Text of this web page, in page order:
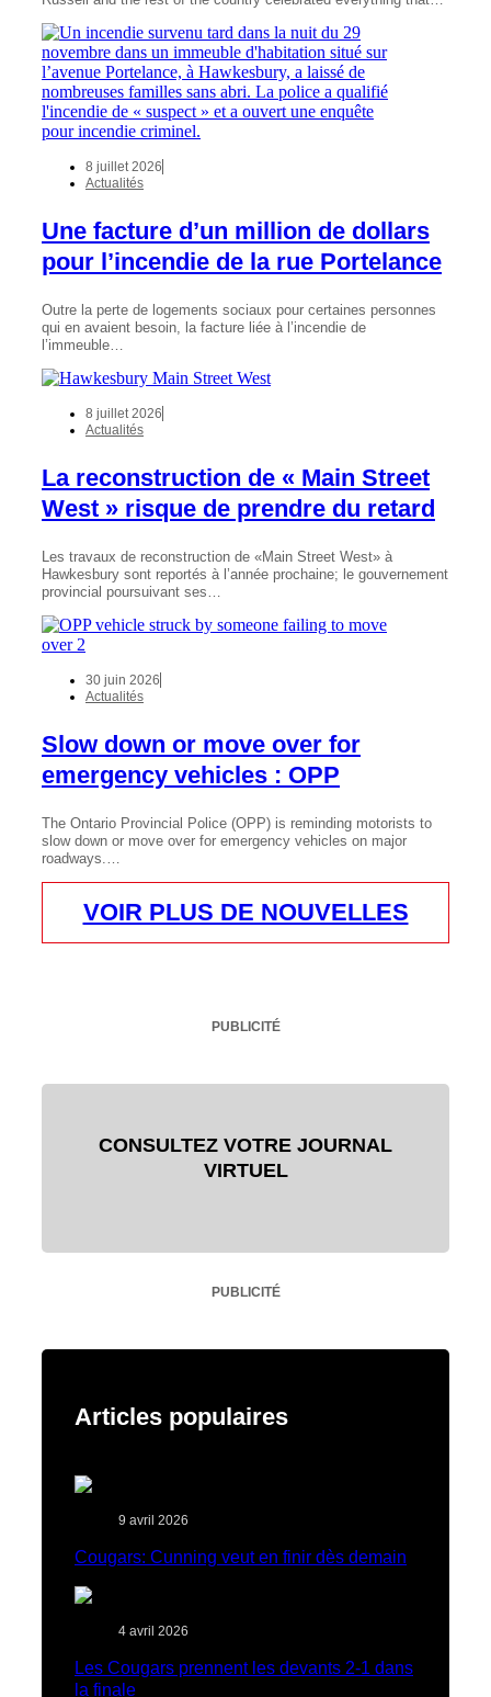
8 juillet 2026
Actualités
Une facture d’un million de dollars
pour l’incendie de la rue Portelance
Outre la perte de logements sociaux pour certaines personnes
qui en avaient besoin, la facture liée à l’incendie de
l’immeuble…
8 juillet 2026
Actualités
La reconstruction de « Main Street
West » risque de prendre du retard
Les travaux de reconstruction de «Main Street West» à
Hawkesbury sont reportés à l’année prochaine; le gouvernement
provincial poursuivant ses…
30 juin 2026
Actualités
Slow down or move over for
emergency vehicles : OPP
The Ontario Provincial Police (OPP) is reminding motorists to
slow down or move over for emergency vehicles on major
roadways.…
VOIR PLUS DE NOUVELLES
PUBLICITÉ
CONSULTEZ VOTRE JOURNAL
VIRTUEL
PUBLICITÉ
Articles populaires
9 avril 2026
Cougars: Cunning veut en finir dès demain
4 avril 2026
Les Cougars prennent les devants 2-1 dans
la finale